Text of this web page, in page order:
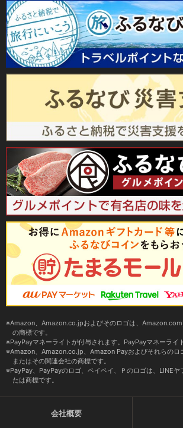
Amazon、Amazon.co.jpおよびそのロゴは、
の商標です。
PayPayマネーライトが付与されます。PayPayマネーライ
Amazon、Amazon.co.jp、Amazon Payおよびそれらのロ
またはその関連会社の商標です。
PayPay、PayPayのロゴ、ペイペイ、Ｐのロゴは、LINEヤ
たは商標です。
会社概要